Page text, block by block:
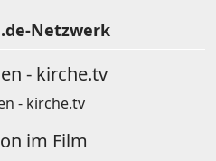
Netzwerk
- kirche.tv